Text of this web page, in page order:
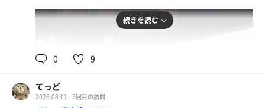
続きを読む
0 9
てっど
2026.08.01 5回目の訪問